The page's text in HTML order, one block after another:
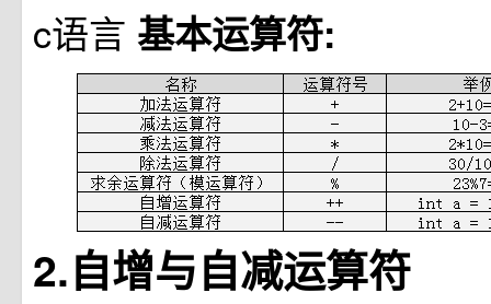
c语言 基本运算符:
2.自增与自减运算符